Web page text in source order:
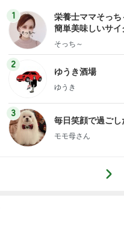
1
栄養士ママそっち
簡単美味しいサイ
献立
そっち～
2
ゆうき酒場
ゆうき
3
毎日笑顔で過ごし
モモ母さん